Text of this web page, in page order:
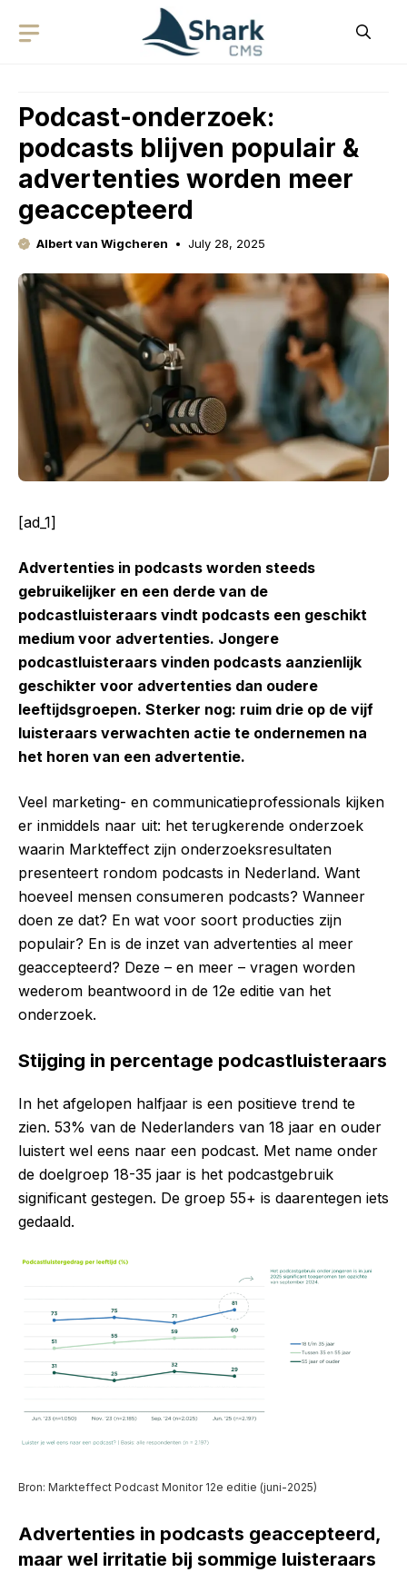
Podcast-onderzoek:
podcasts blijven populair &
advertenties worden meer
geaccepteerd
Albert van Wigcheren July 28, 2025
[ad_1]
Advertenties in podcasts worden steeds
gebruikelijker en een derde van de
podcastluisteraars vindt podcasts een geschikt
medium voor advertenties. Jongere
podcastluisteraars vinden podcasts aanzienlijk
geschikter voor advertenties dan oudere
leeftijdsgroepen. Sterker nog: ruim drie op de vijf
luisteraars verwachten actie te ondernemen na
het horen van een advertentie.
Veel marketing- en communicatieprofessionals kijken
er inmiddels naar uit: het terugkerende onderzoek
waarin Markteffect zijn onderzoeksresultaten
presenteert rondom podcasts in Nederland. Want
hoeveel mensen consumeren podcasts? Wanneer
doen ze dat? En wat voor soort producties zijn
populair? En is de inzet van advertenties al meer
geaccepteerd? Deze – en meer – vragen worden
wederom beantwoord in de 12e editie van het
onderzoek.
Stijging in percentage podcastluisteraars
In het afgelopen halfjaar is een positieve trend te
zien. 53% van de Nederlanders van 18 jaar en ouder
luistert wel eens naar een podcast. Met name onder
de doelgroep 18-35 jaar is het podcastgebruik
significant gestegen. De groep 55+ is daarentegen iets
gedaald.
Bron: Markteffect Podcast Monitor 12e editie (juni-2025)
Advertenties in podcasts geaccepteerd,
maar wel irritatie bij sommige luisteraars